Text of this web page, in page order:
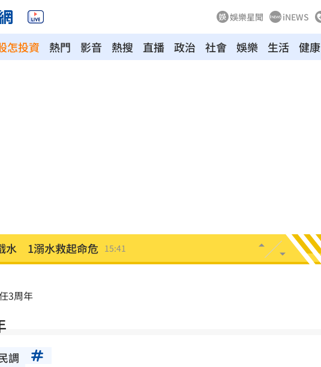
娛樂星聞 iNEWS
怎投資 熱門 影音 熱搜 直播 政治 社會 娛樂 生活 健康
水 1溺水救起命危 15:41
醫曝：搭1物抗發炎
女兒爆喝醉就吵架
外籍打教揭心魔難題
3周年
調